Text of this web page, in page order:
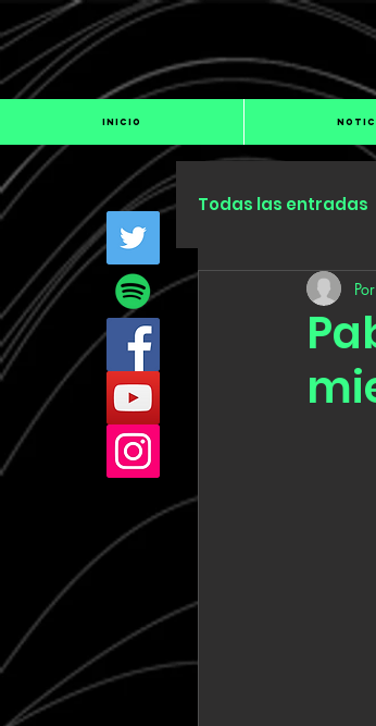
INICIO
Todas las entradas
Industria